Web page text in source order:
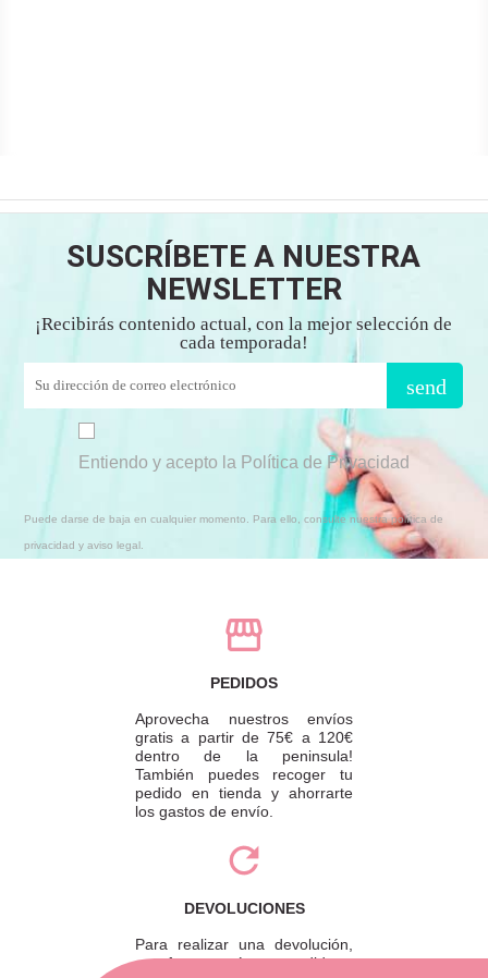
SUSCRÍBETE A NUESTRA
NEWSLETTER
¡Recibirás contenido actual, con la mejor selección de
cada temporada!
send
Entiendo y acepto la Política de Privacidad
Puede darse de baja en cualquier momento. Para ello, consulte nuestra política de
privacidad y aviso legal.
PEDIDOS
Aprovecha nuestros envíos
gratis a partir de 75€ a 120€
dentro de la peninsula!
También puedes recoger tu
pedido en tienda y ahorrarte
los gastos de envío.
DEVOLUCIONES
Para realizar una devolución,
por favor envíe su pedido a